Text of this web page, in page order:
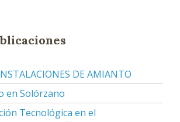
DE AMIANTO
en Solórzano
Tecnológica en el